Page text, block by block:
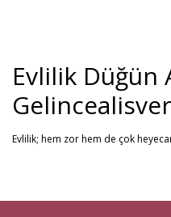
Evlilik Düğün
Evlilik; hem zor hem de çok
Gelince Alışveriş; 2013